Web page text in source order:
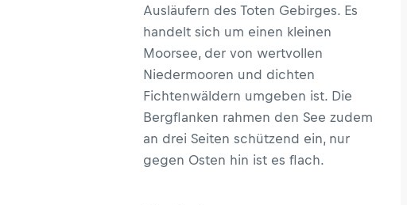
Ausläufern des Toten Gebirges. Es
handelt sich um einen kleinen
Moorsee, der von wertvollen
Niedermooren und dichten
Fichtenwäldern umgeben ist. Die
Bergflanken rahmen den See zudem
an drei Seiten schützend ein, nur
gegen Osten hin ist es flach.